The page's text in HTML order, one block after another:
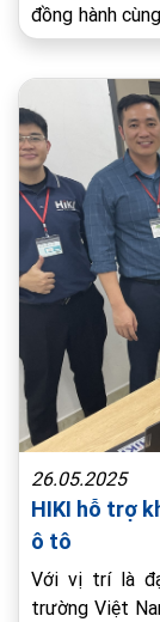
đồng hành
tại Việt Nam
26.05.2025
HIKI hỗ trợ
ô tô
Với vị trí là
trường Việt